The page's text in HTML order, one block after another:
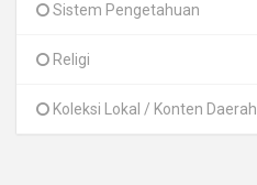
Sistem Pengetahuan
Religi
Koleksi Lokal / Konten Daerah